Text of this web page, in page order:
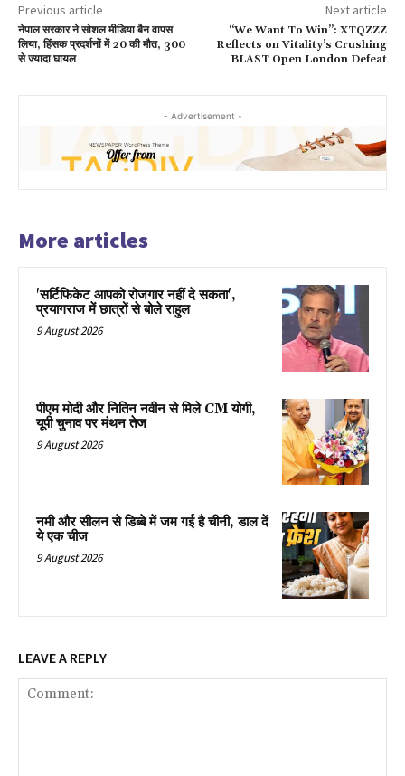
Previous article
नेपाल सरकार ने सोशल मीडिया बैन वापस
लिया, हिंसक प्रदर्शनों में 20 की मौत, 300
से ज्यादा घायल
Next article
“We Want To Win”: XTQZZZ
Reflects on Vitality’s Crushing
BLAST Open London Defeat
- Advertisement -
More articles
'सर्टिफिकेट आपको रोजगार नहीं दे सकता',
प्रयागराज में छात्रों से बोले राहुल
9 August 2026
पीएम मोदी और नितिन नवीन से मिले CM योगी,
यूपी चुनाव पर मंथन तेज
9 August 2026
नमी और सीलन से डिब्बे में जम गई है चीनी, डाल दें
ये एक चीज
9 August 2026
LEAVE A REPLY